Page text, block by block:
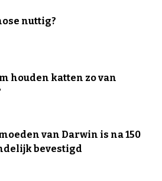
nuttig?
houden katten zo van
van Darwin is na 150
bevestigd